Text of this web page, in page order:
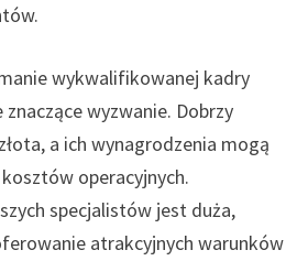
wykwalifikowanej kadry
wyzwanie. Dobrzy
a ich wynagrodzenia mogą
operacyjnych.
specjalistów jest duża,
atrakcyjnych warunków